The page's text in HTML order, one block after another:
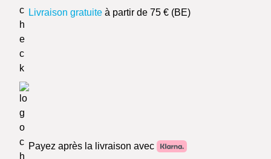
Livraison gratuite à partir de 75 € (BE)
Payez après la livraison avec